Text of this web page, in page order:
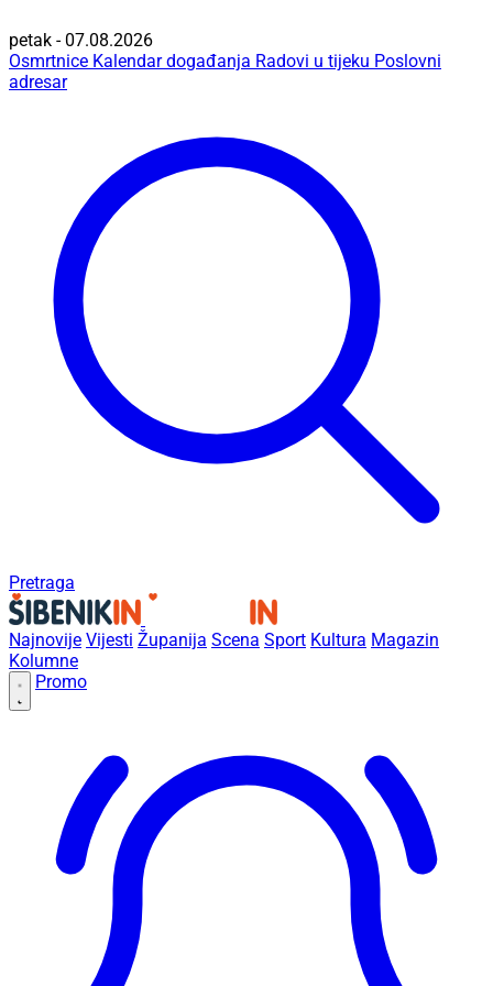
petak - 07.08.2026
Osmrtnice Kalendar događanja Radovi u tijeku Poslovni
adresar
Pretraga
Najnovije Vijesti Županija Scena Sport Kultura Magazin
Kolumne
Promo